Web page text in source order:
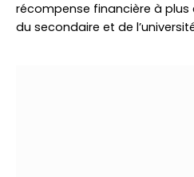
récompense financière à plus
du secondaire et de